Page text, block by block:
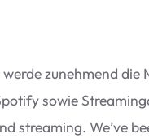
zuneh­mend
sowie
strea­ming. We’ve